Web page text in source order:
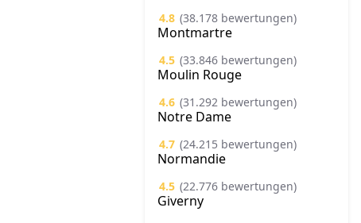
4.8 (38.178 bewertungen)
Montmartre
4.5 (33.846 bewertungen)
Moulin Rouge
4.6 (31.292 bewertungen)
Notre Dame
4.7 (24.215 bewertungen)
Normandie
4.5 (22.776 bewertungen)
Giverny